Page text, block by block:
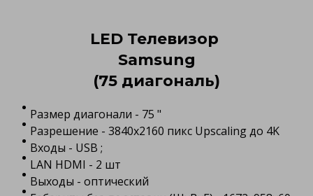
LED Телевизор
Samsung
(75 диагональ)
Размер диагонали - 75 "
Разрешение - 3840x2160 пикс Upscaling до 4K
Входы - USB ;
LAN HDMI - 2 шт
Выходы - оптический